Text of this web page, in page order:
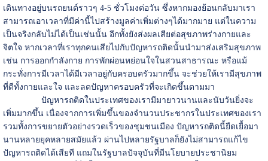
เดินทางอยู่บนรถยนต์ราวๆ 4-5 ชั่วโมงต่อวัน ซึ่งหากมองย้อนกลับมาเรา
สามารถเอาเวลาที่มีค่านี้ไปสร้างมูลค่าเพิ่มต่างๆได้มากมาย แต่ในความ
เป็นจริงกลับไม่ได้เป็นเช่นนั้น อีกทั้งยังส่งผลเสียต่อสุขภาพร่างกายและ
จิตใจ หากเวลาที่เราทุกคนเสียไปกับปัญหารถติดนั้นนำมาส่งเสริมสุขภาพ
เช่น การออกกำลังกาย การพักผ่อนหย่อนใจในสวนสาธารณะ หรือแม้
กระทั่งการมีเวลาได้มีเวลาอยู่กับครอบครัวมากขึ้น จะช่วยให้เรามีสุขภาพ
ที่ดีทั้งกายและใจ และลดปัญหาครอบครัวที่จะเกิดขึ้นตามมา
ปัญหารถติดในประเทศของเรามีมายาวนานและนับวันยิ่งจะ
เพิ่มมากขึ้น เนื่องจากการเพิ่มขึ้นของจำนวนประชากรในประเทศของเรา
รวมทั้งการขยายตัวอย่างรวดเร็วของชุมชนเมือง ปัญหารถติดนี้ยืดเยื้อมา
นานหลายยุคหลายสมัยแล้ว ผ่านไปหลายรัฐบาลก็ยังไม่สามารถแก้ไข
ปัญหารถติดได้เสียที แถมในรัฐบาลปัจจุบันที่มีนโยบายประชานิยม